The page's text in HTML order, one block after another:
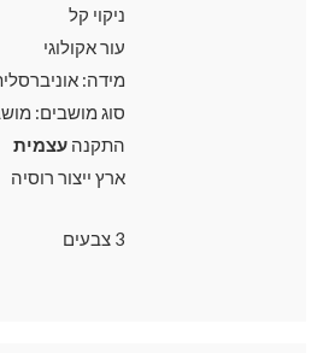
ניקוי קל
עור אקולוגי
מידה:
סוג מושבים:
התקנהעצמית
ארץ ייצור רוסיה
3 צבעים